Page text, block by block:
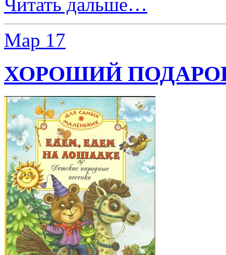
Мар 17
ХОРОШИЙ